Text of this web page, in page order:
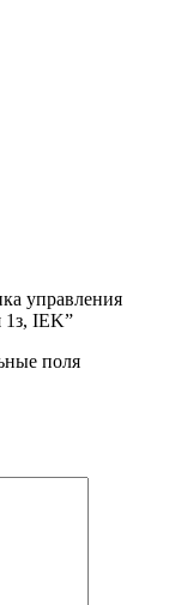
управления
1з, IEK”
поля